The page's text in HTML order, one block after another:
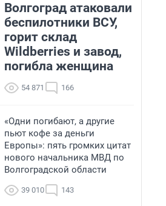
Волгоград атаковали
беспилотники ВСУ,
горит склад
Wildberries и завод,
погибла женщина
54 871 166
«Одни погибают, а другие
пьют кофе за деньги
Европы»: пять громких цитат
нового начальника МВД по
Волгоградской области
39 010 143